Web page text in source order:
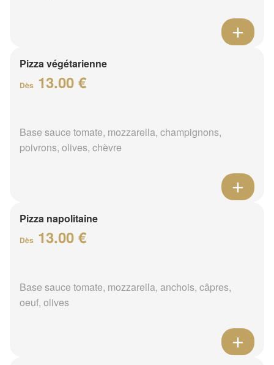
Pizza végétarienne
Dès 13.00 €
Base sauce tomate, mozzarella, champignons,
poivrons, olives, chèvre
Pizza napolitaine
Dès 13.00 €
Base sauce tomate, mozzarella, anchois, câpres,
oeuf, olives